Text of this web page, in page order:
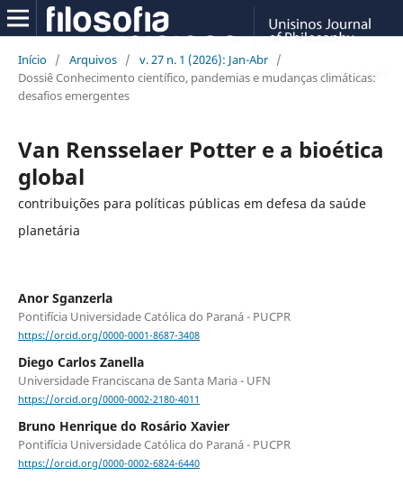
Início / Arquivos / v. 27 n. 1 (2026): Jan-Abr /
Dossiê Conhecimento científico, pandemias e mudanças climáticas:
desafios emergentes
Van Rensselaer Potter e a bioética
global
contribuições para políticas públicas em defesa da saúde
planetária
Anor Sganzerla
Pontifícia Universidade Católica do Paraná - PUCPR
https://orcid.org/0000-0001-8687-3408
Diego Carlos Zanella
Universidade Franciscana de Santa Maria - UFN
https://orcid.org/0000-0002-2180-4011
Bruno Henrique do Rosário Xavier
Pontifícia Universidade Católica do Paraná - PUCPR
https://orcid.org/0000-0002-6824-6440